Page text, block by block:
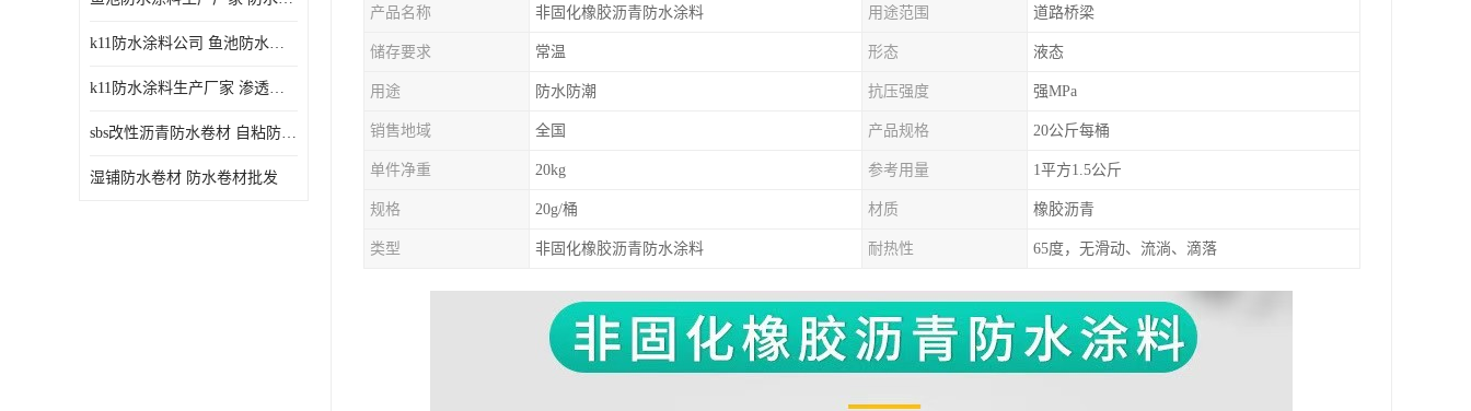
k11防水涂料公司 鱼池防水涂料
k11防水涂料生产厂家 渗透结晶防水涂料
sbs改性沥青防水卷材 自粘防水卷材厂家
湿铺防水卷材 防水卷材批发
产品名称 非固化橡胶沥青防水涂料 用途范围 道路桥梁
储存要求 常温 形态 液态
用途 防水防潮 抗压强度 强MPa
销售地域 全国 产品规格 20公斤每桶
单件净重 20kg 参考用量 1平方1.5公斤
规格 20g/桶 材质 橡胶沥青
类型 非固化橡胶沥青防水涂料 耐热性 65度，无滑动、流淌、滴落